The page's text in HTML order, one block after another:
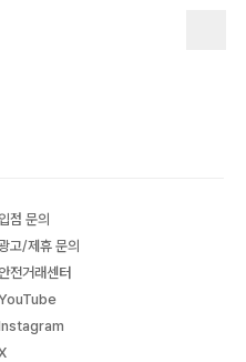
입점 문의
고/제휴 문의
안전거래센터